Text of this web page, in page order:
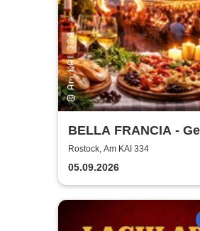
BELLA FRANCIA -
Kultur Rostock
Rostock, Am KAI 334
05.09.2026